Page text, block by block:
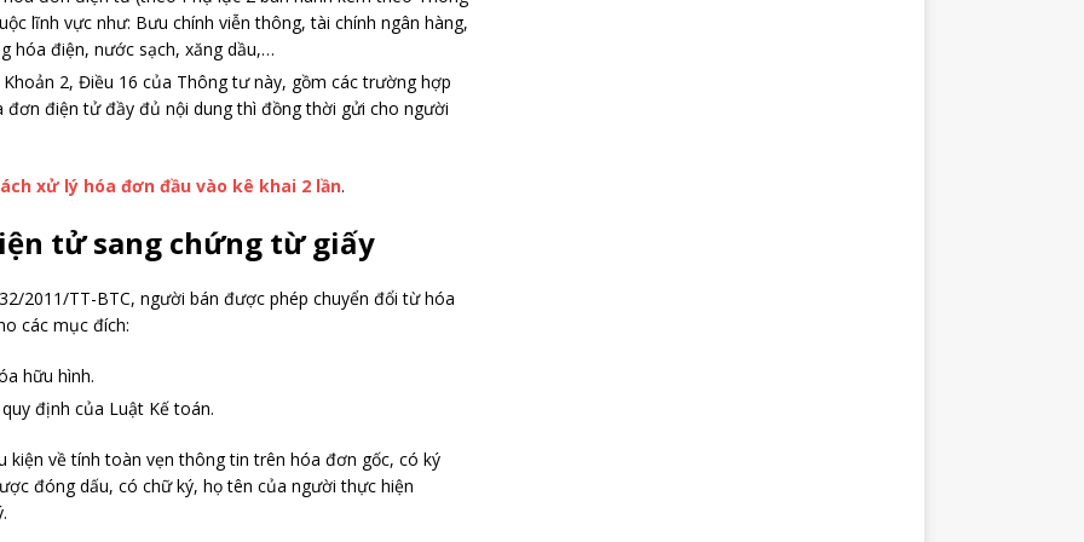
lĩnh vực như: Bưu chính viễn thông, tài chính ngân hàng,
hóa điện, nước sạch, xăng dầu,…
2, Điều 16 của Thông tư này, gồm các trường hợp
đơn điện tử đầy đủ nội dung thì đồng thời gửi cho người
xử lý hóa đơn đầu vào kê khai 2 lần.
tử sang chứng từ giấy
2011/TT-BTC, người bán được phép chuyển đổi từ hóa
các mục đích:
hữu hình.
định của Luật Kế toán.
về tính toàn vẹn thông tin trên hóa đơn gốc, có ký
đóng dấu, có chữ ký, họ tên của người thực hiện